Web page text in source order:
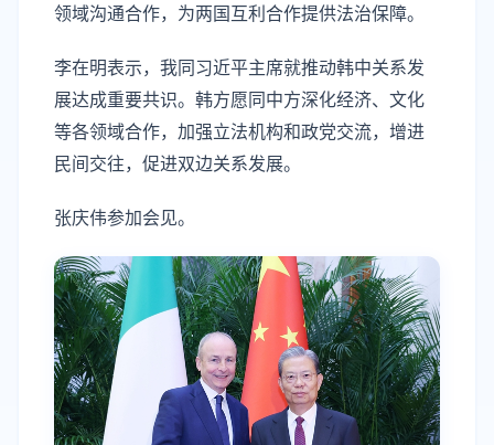
领域沟通合作，为两国互利合作提供法治保障。
李在明表示，我同习近平主席就推动韩中关系发
展达成重要共识。韩方愿同中方深化经济、文化
等各领域合作，加强立法机构和政党交流，增进
民间交往，促进双边关系发展。
张庆伟参加会见。